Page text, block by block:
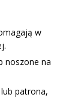
w
noszone na
patrona,